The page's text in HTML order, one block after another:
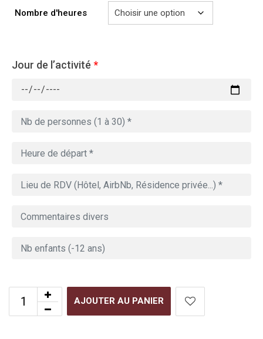
729.00€
Nombre d'heures
Jour de l’activité *
AJOUTER AU PANIER